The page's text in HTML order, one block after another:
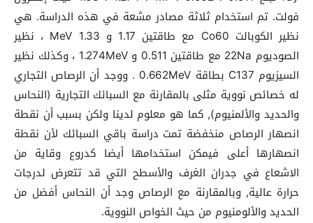
فولت. تم استخدام ثلاثة مصادر مشعة في هذه الدراسة. هي
نظير الكوبالت Co60 مع طاقتين 1.17 و 1.33 MeV ، نظير
الصوديوم 22Na مع طاقتين 0.511 و 1.274MeV ، وكذلك نظير
السيزيوم C137 بطاقة 0.662MeV . ووجد أن الرصاص التجاري
له خصائص نووية مثلى بالمقارنة مع السبائك التجارية (النحاس
والحديد والألمنيوم), كما هو معلوم لدينا ولكن بسبب أن نقطة
انصهار الرصاص منخفضة تمت دراسة باقي السبائك لأن نقطة
انصهارها أعلى فيمكن استخدامها أيضا كدروع وقاية من
الاشعاع في جدران الغرف والأسطح التي قد تتعرض لدرجات
حرارة عالية, وبالمقارنة مع الرصاص وجد أن النحاس أفضل من
الحديد والألومنيوم من حيث الخواص النووية.